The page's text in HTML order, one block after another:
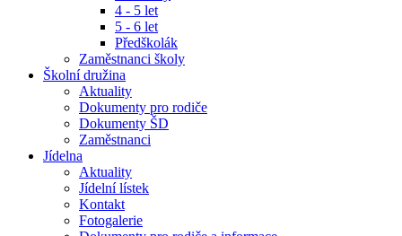
4 - 5 let
5 - 6 let
Předškolák
Zaměstnanci školy
Školní družina
Aktuality
Dokumenty pro rodiče
Dokumenty ŠD
Zaměstnanci
Jídelna
Aktuality
Jídelní lístek
Kontakt
Fotogalerie